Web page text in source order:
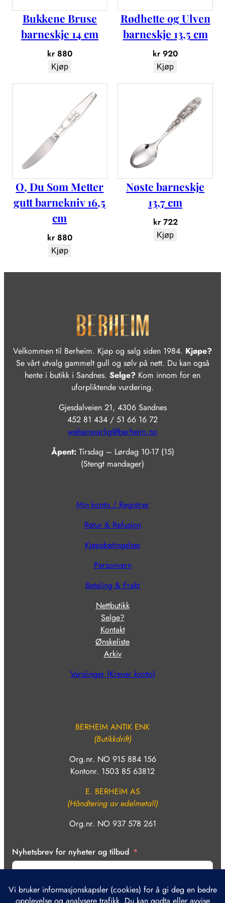
Bukkene Bruse
barneskje 14 cm
kr880
Kjøp
Rødhette og Ulven
barneskje 13,5 cm
kr 920
Kjøp
O, Du Som Metter
gutt barnekniv 16,5
cm
kr880
Kjøp
Nøste barneskje
13,7 cm
kr722
Kjøp
Velkommen til Berheim. Kjøp og salg siden 1984. Kjøpe?
Se vårt utvalg gammelt gull og sølv på nett. Du kan også
hente i butikk i Sandnes. Selge? Kom innom for en
uforpliktende vurdering.
Gjesdalveien 21, 4306 Sandnes
452 81 434 / 51 66 16 72
webansvarlig@berheim.no
Åpent: Tirsdag – Lørdag 10-17 (15)
(Stengt mandager)
Min konto / Registrer
Retur & Refusjon
Kjøpsbetingelser
Personvern
Betaling & Frakt
Nettbutikk
Selge?
Kontakt
Ønskeliste
Arkiv
Varslinger (Krever konto)
BERHEIM ANTIK ENK
(Butikkdrift)
Org.nr. NO 915 884 156
Kontonr. 1503 85 63812
E. BERHEIM AS
(Håndtering av edelmetall)
Org.nr. NO 937 578 261
Nyhetsbrev for nyheter og tilbud